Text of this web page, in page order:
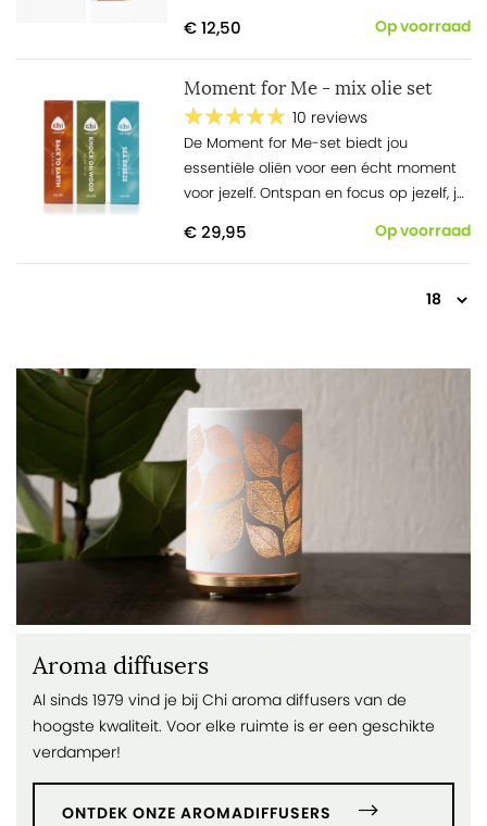
€ 12,50 Op voorraad
Moment for Me - mix olie set
10 reviews
De Moment for Me-set biedt jou
essentiële oliënvoor een écht moment
voor jezelf.Ontspan enfocus op jezelf, je
€ 29,95 Op voorraad
Aroma diffusers
Al sinds 1979 vind je bij Chi aroma diffusers van de
hoogste kwaliteit. Voor elke ruimte is er een geschikte
verdamper!
ONTDEK ONZE AROMADIFFUSERS